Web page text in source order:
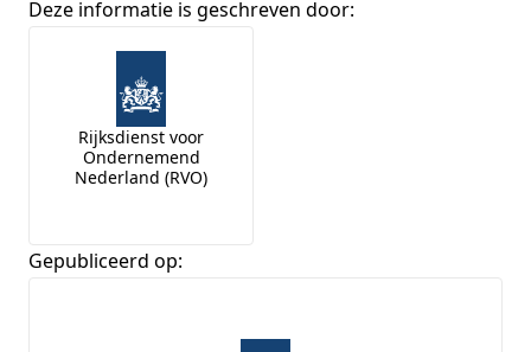
Broninformatie
Deze informatie is geschreven door:
Rijksdienst voor
Ondernemend
Nederland (RVO)
Gepubliceerd op: